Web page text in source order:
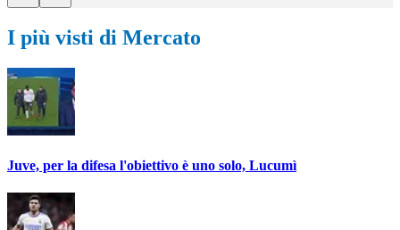
I più visti di Mercato
Juve, per la difesa l'obiettivo è uno solo, Lucumì